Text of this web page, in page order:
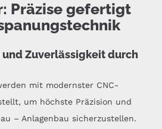
Präzise gefertigt
und Zuverlässigkeit durch
mit modernster CNC-
um höchste Präzision und
– Anlagenbau sicherzustellen.